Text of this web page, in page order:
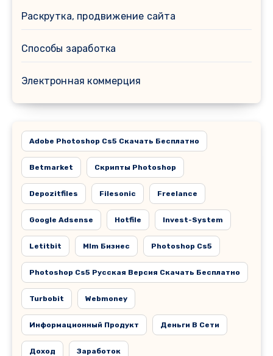
Раскрутка, продвижение сайта
Способы заработка
Электронная коммерция
Adobe Photoshop Cs5 Скачать Бесплатно
Betmarket Cкрипты Photoshop
Depozitfiles Filesonic Freelance
Google Adsense Hotfile Invest-System
Letitbit Mlm Бизнес Photoshop Cs5
Photoshop Cs5 Русская Версия Скачать Бесплатно
Turbobit Webmoney
Информационный Продукт Деньги В Сети
Доход Заработок